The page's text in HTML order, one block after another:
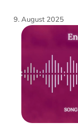
9. August 2025